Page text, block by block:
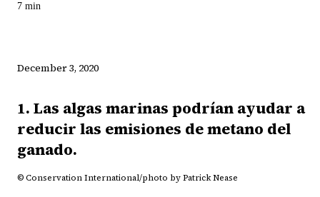
7 min
December 3, 2020
1. Las algas marinas podrían ayudar a
reducir las emisiones de metano del
ganado.
© Conservation International/photo by Patrick Nease